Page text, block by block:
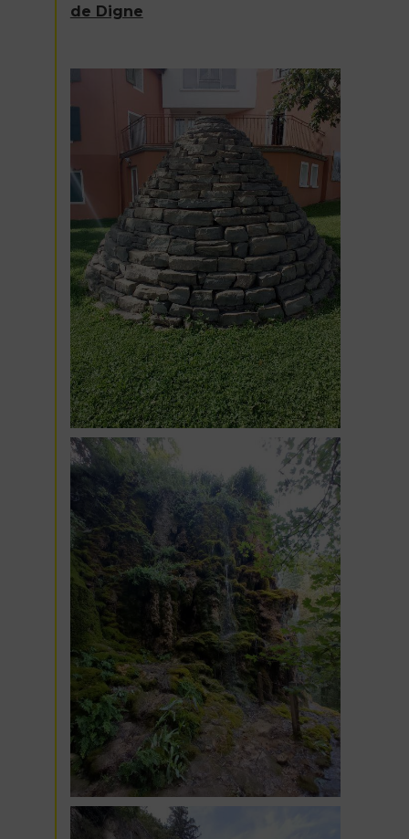
de Digne